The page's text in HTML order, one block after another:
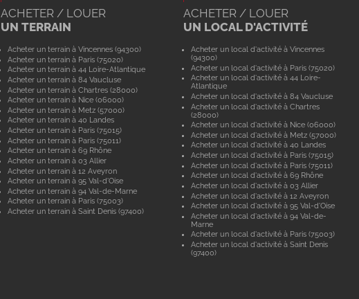
ACHETER / LOUER
UN TERRAIN
Acheter un terrain à Vincennes (94300)
Acheter un terrain à Paris (75020)
Acheter un terrain à 44 Loire-Atlantique
Acheter un terrain à 84 Vaucluse
Acheter un terrain à Chartres (28000)
Acheter un terrain à Nice (06000)
Acheter un terrain à Metz (57000)
Acheter un terrain à 40 Landes
Acheter un terrain à Paris (75015)
Acheter un terrain à Paris (75011)
Acheter un terrain à 69 Rhône
Acheter un terrain à 03 Allier
Acheter un terrain à 12 Aveyron
Acheter un terrain à 95 Val-d'Oise
Acheter un terrain à 94 Val-de-Marne
Acheter un terrain à Paris (75003)
Acheter un terrain à Saint Denis (97400)
ACHETER / LOUER
UN LOCAL D'ACTIVITÉ
Acheter un local d'activité à Vincennes
(94300)
Acheter un local d'activité à Paris (75020)
Acheter un local d'activité à 44 Loire-
Atlantique
Acheter un local d'activité à 84 Vaucluse
Acheter un local d'activité à Chartres
(28000)
Acheter un local d'activité à Nice (06000)
Acheter un local d'activité à Metz (57000)
Acheter un local d'activité à 40 Landes
Acheter un local d'activité à Paris (75015)
Acheter un local d'activité à Paris (75011)
Acheter un local d'activité à 69 Rhône
Acheter un local d'activité à 03 Allier
Acheter un local d'activité à 12 Aveyron
Acheter un local d'activité à 95 Val-d'Oise
Acheter un local d'activité à 94 Val-de-
Marne
Acheter un local d'activité à Paris (75003)
Acheter un local d'activité à Saint Denis
(97400)